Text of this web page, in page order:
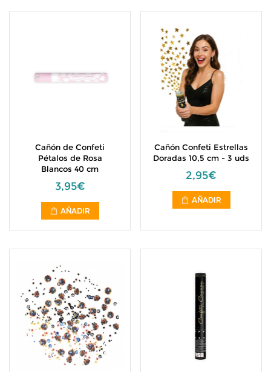
Cañón de Confeti
Pétalos de Rosa
Blancos 40 cm
3,95€
AÑADIR
Cañón Confeti Estrellas
Doradas 10,5 cm - 3 uds
2,95€
AÑADIR